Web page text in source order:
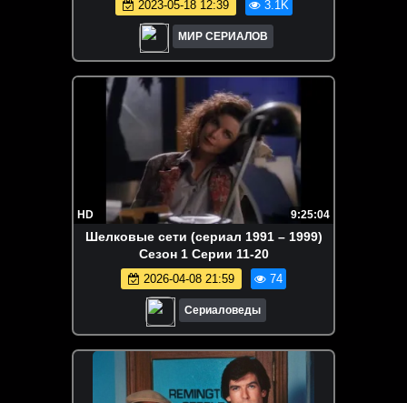
2023-05-18 12:39 3.1K
МИР СЕРИАЛОВ
HD 9:25:04
Шелковые сети (сериал 1991 – 1999)
Сезон 1 Серии 11-20
2026-04-08 21:59 74
Сериаловеды